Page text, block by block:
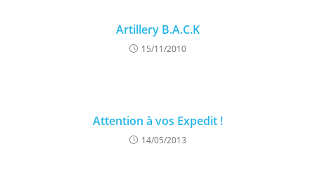
Artillery B.A.C.K
15/11/2010
Attention à vos Expedit !
14/05/2013